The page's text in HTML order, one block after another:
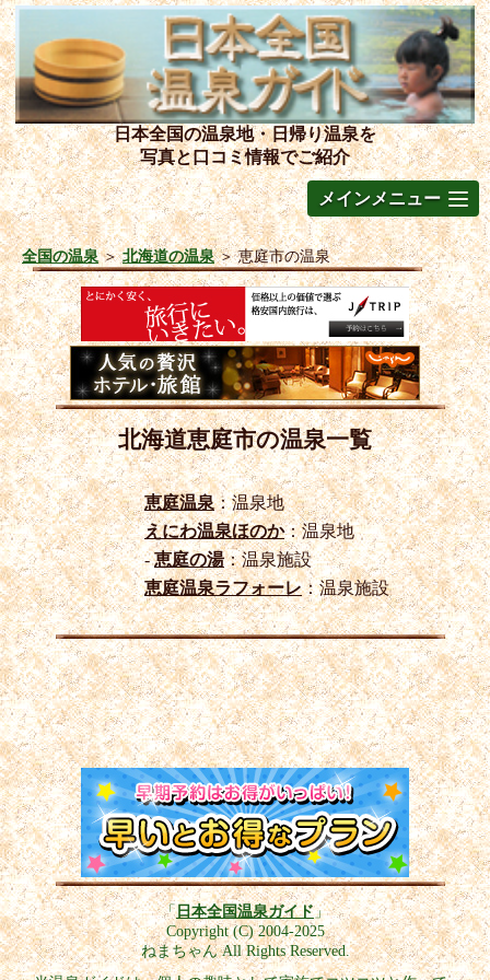
日本全国の温泉地・日帰り温泉を
写真と口コミ情報でご紹介
メインメニュー
全国の温泉＞北海道の温泉＞恵庭市の温泉
北海道恵庭市の温泉一覧
恵庭温泉：温泉地
えにわ温泉ほのか：温泉地
-恵庭の湯：温泉施設
恵庭温泉ラフォーレ：温泉施設
「日本全国温泉ガイド」
Copyright (C) 2004-2025
ねまちゃん All Rights Reserved.